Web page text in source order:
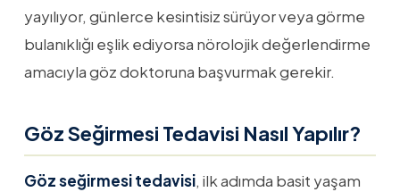
yayılıyor, günlerce kesintisiz sürüyor veya görme
bulanıklığı eşlik ediyorsa nörolojik değerlendirme
amacıyla göz doktoruna başvurmak gerekir.
Göz Seğirmesi Tedavisi Nasıl Yapılır?
Göz seğirmesi tedavisi, ilk adımda basit yaşam